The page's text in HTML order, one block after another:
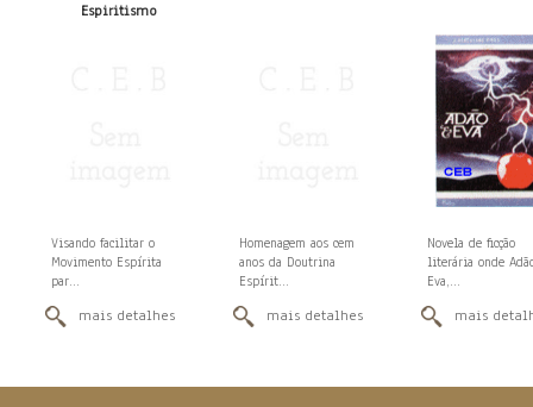
Espiritismo
Visando facilitar o
Movimento Espírita
par...
mais detalhes
Homenagem aos cem
anos da Doutrina
Espírit...
mais detalhes
Novela de ficção
literária onde
Eva,...
mais